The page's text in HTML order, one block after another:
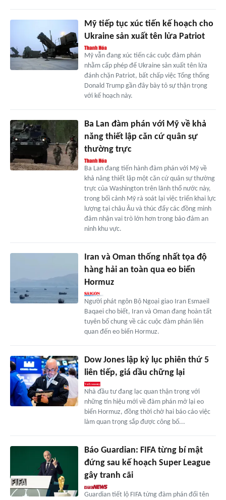
Mỹ tiếp tục xúc tiến kế hoạch cho
Ukraine sản xuất tên lửa Patriot
Mỹ vẫn đang xúc tiến các cuộc đàm phán
nhằm cấp phép để Ukraine sản xuất tên lửa
đánh chặn Patriot, bất chấp việc Tổng thống
Donald Trump gần đây bày tỏ sự thận trọng
với kế hoạch này.
Ba Lan đàm phán với Mỹ về khả
năng thiết lập căn cứ quân sự
thường trực
Ba Lan đang tiến hành đàm phán với Mỹ về
khả năng thiết lập một căn cứ quân sự thường
trực của Washington trên lãnh thổ nước này,
trong bối cảnh Mỹ rà soát lại việc triển khai lực
lượng tại châu Âu và thúc đẩy các đồng minh
đảm nhận vai trò lớn hơn trong bảo đảm an
ninh khu vực.
Iran và Oman thống nhất tọa độ
hàng hải an toàn qua eo biển
Hormuz
Người phát ngôn Bộ Ngoại giao Iran Esmaeil
Baqaei cho biết, Iran và Oman đang hoàn tất
tuyên bố chung về các cuộc đàm phán liên
quan đến eo biển Hormuz.
Dow Jones lập kỷ lục phiên thứ 5
liên tiếp, giá dầu chững lại
Nhà đầu tư đang lạc quan thận trọng với
những tín hiệu mới về đàm phán mở lại eo
biển Hormuz, đồng thời chờ hai báo cáo việc
làm quan trọng sắp được công bố...
Báo Guardian: FIFA từng bí mật
đứng sau kế hoạch Super League
gây tranh cãi
Guardian tiết lộ FIFA từng đàm phán đổi tên